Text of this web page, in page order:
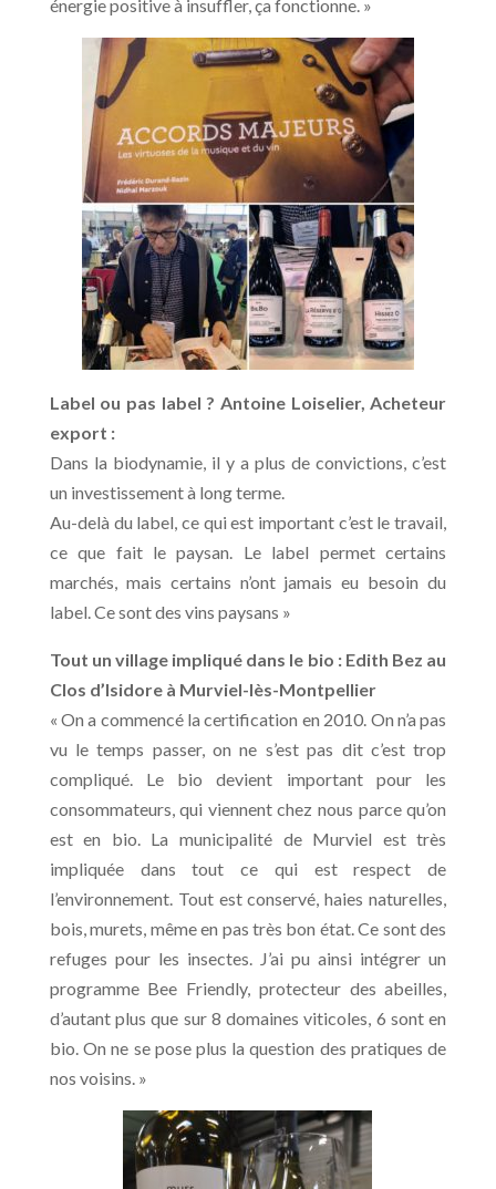
énergie positive à insuffler, ça fonctionne. »
Label ou pas label ? Antoine Loiselier, Acheteur
export :
Dans la biodynamie, il y a plus de convictions, c’est
un investissement à long terme.
Au-delà du label, ce qui est important c’est le travail,
ce que fait le paysan. Le label permet certains
marchés, mais certains n’ont jamais eu besoin du
label. Ce sont des vins paysans »
Tout un village impliqué dans le bio : Edith Bez au
Clos d’Isidore à Murviel-lès-Montpellier
« On a commencé la certification en 2010. On n’a pas
vu le temps passer, on ne s’est pas dit c’est trop
compliqué. Le bio devient important pour les
consommateurs, qui viennent chez nous parce qu’on
est en bio. La municipalité de Murviel est très
impliquée dans tout ce qui est respect de
l’environnement. Tout est conservé, haies naturelles,
bois, murets, même en pas très bon état. Ce sont des
refuges pour les insectes. J’ai pu ainsi intégrer un
programme Bee Friendly, protecteur des abeilles,
d’autant plus que sur 8 domaines viticoles, 6 sont en
bio. On ne se pose plus la question des pratiques de
nos voisins. »